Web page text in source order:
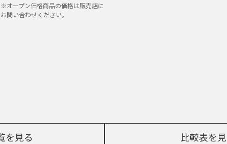
※オープン価格商品の価格は販売店に
お問い合わせください。
を見る 比較表を